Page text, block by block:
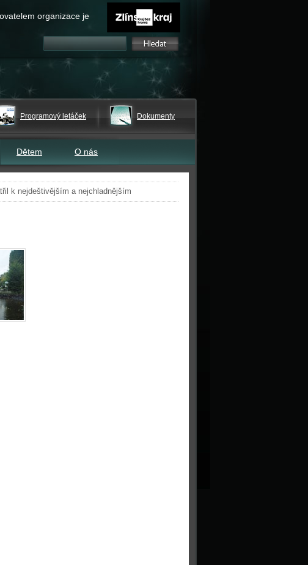
organizace je
Programový letáček Dokumenty
Dětem O nás
k nejdeštivějším a nejchladnějším